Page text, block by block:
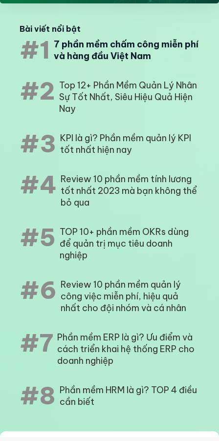
Bài viết nổi bật
#1 7 phần mềm chấm công miễn phí
và hàng đầu Việt Nam
#2 Top 12+ Phần Mềm Quản Lý Nhân
Sự Tốt Nhất, Siêu Hiệu Quả Hiện
Nay
#3 KPI là gì? Phần mềm quản lý KPI
tốt nhất hiện nay
#4 Review 10 phần mềm tính lương
tốt nhất 2023 mà bạn không thể
bỏ qua
#5 TOP 10+ phần mềm OKRs dùng
để quản trị mục tiêu doanh
nghiệp
#6 Review 10 phần mềm quản lý
công việc miễn phí, hiệu quả
nhất cho đội nhóm và cá nhân
#7 Phần mềm ERP là gì? Ưu điểm và
cách triển khai hệ thống ERP cho
doanh nghiệp
#8 Phần mềm HRM là gì? TOP 4 điều
cần biết